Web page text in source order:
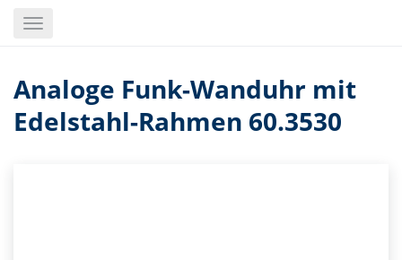
Toggle
Analoge Funk-Wanduhr mit
Edelstahl-Rahmen 60.3530